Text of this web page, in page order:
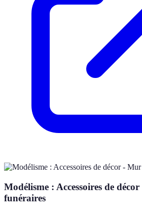
Modélisme : Accessoires de
funéraires